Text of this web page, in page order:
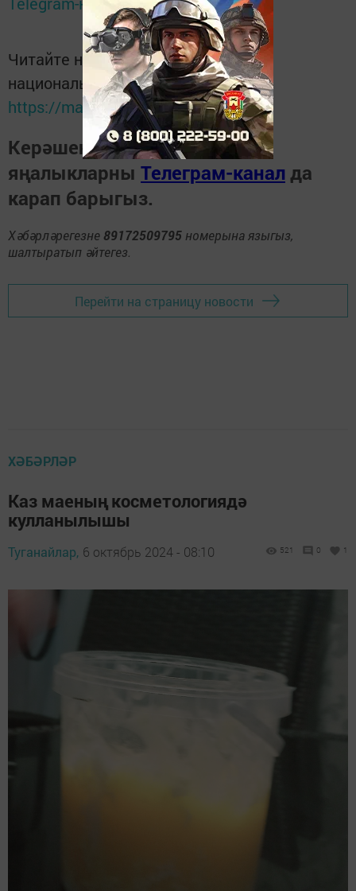
Читайте новости Татарстана в
национальном мессенджере MАХ:
https://max.ru/tatmedia
Керәшен дөньясындагы
яңалыкларны Телеграм-канал да
карап барыгыз.
Хәбәрләрегезне 89172509795 номерына языгыз,
шалтыратып әйтегез.
Перейти на страницу новости
ХӘБӘРЛӘР
Каз маеның косметологиядә
кулланылышы
Туганайлар, 6 октябрь 2024 - 08:10 521 0 1